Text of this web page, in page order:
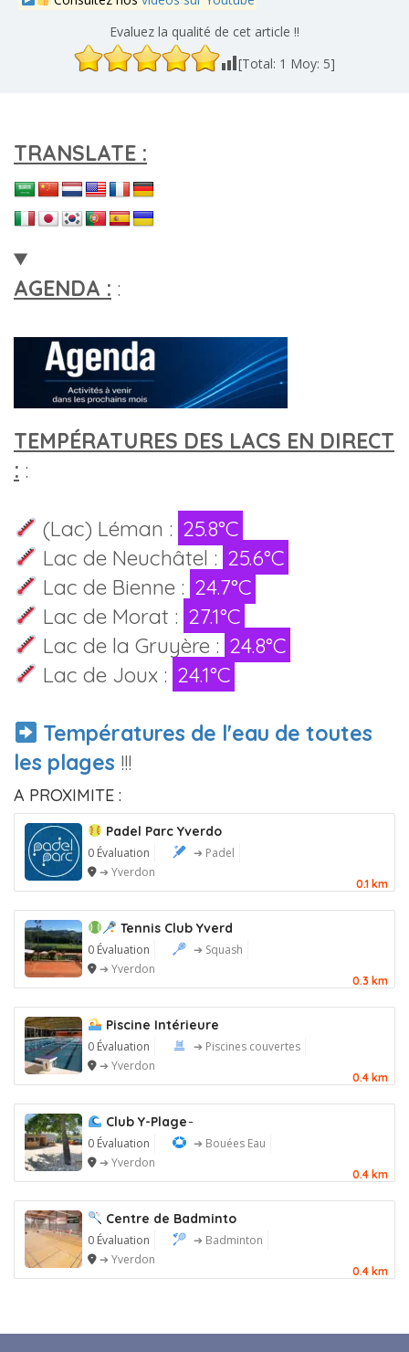
Evaluez la qualité de cet article !!
[Total: 1 Moy: 5]
TRANSLATE :
AGENDA : :
TEMPÉRATURES DES LACS EN DIRECT
: :
(Lac) Léman : 25.8°C
Lac de Neuchâtel : 25.6°C
Lac de Bienne : 24.7°C
Lac de Morat : 27.1°C
Lac de la Gruyère : 24.8°C
Lac de Joux : 24.1°C
Températures de l'eau de toutes
les plages !!!
A PROXIMITE :
Padel Parc Yverdo
0 Évaluation
➔ Padel
➔ Yverdon
0.1 km
Tennis Club Yverd
0 Évaluation
➔ Squash
➔ Yverdon
0.3 km
Piscine Intérieure
0 Évaluation
➔ Piscines couvertes
➔ Yverdon
0.4 km
Club Y-Plage ̵
0 Évaluation
➔ Bouées Eau
➔ Yverdon
0.4 km
Centre de Badminto
0 Évaluation
➔ Badminton
➔ Yverdon
0.4 km